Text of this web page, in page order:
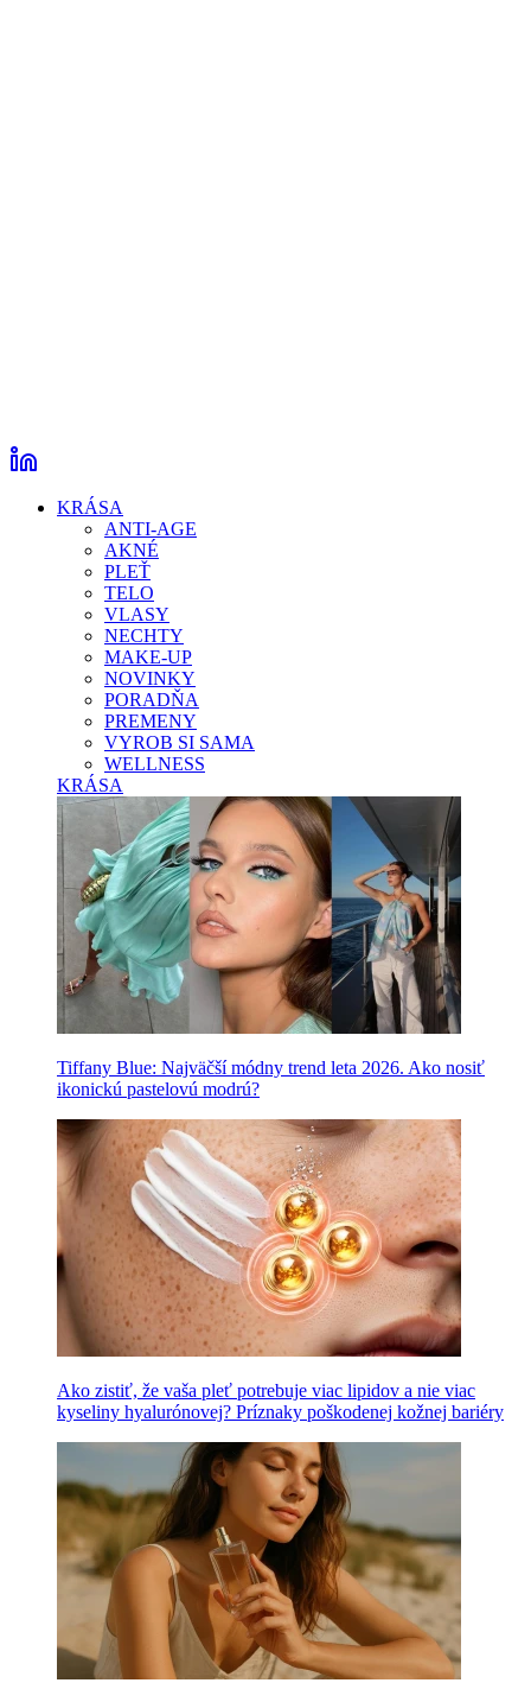
KRÁSA
ANTI-AGE
AKNÉ
PLEŤ
TELO
VLASY
NECHTY
MAKE-UP
NOVINKY
PORADŇA
PREMENY
VYROB SI SAMA
WELLNESS
KRÁSA
Tiffany Blue: Najväčší módny trend leta 2026. Ako nosiť
ikonickú pastelovú modrú?
Ako zistiť, že vaša pleť potrebuje viac lipidov a nie viac
kyseliny hyalurónovej? Príznaky poškodenej kožnej bariéry